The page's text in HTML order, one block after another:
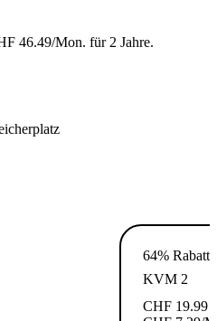
46.49/Mon. für 2 Jahre.
64% Rabatt
KVM 2
CHF 19.99